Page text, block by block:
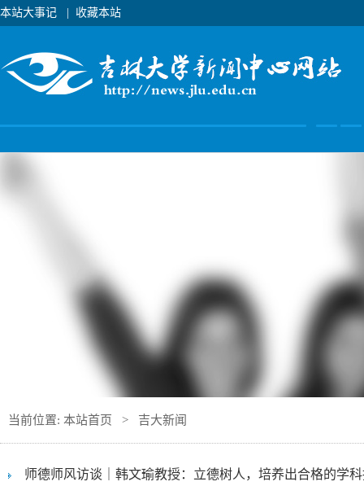
本站大事记 收藏本站
当前位置: 本站首页 > 吉大新闻
师德师风访谈｜韩文瑜教授：立德树人，培养出合格的学